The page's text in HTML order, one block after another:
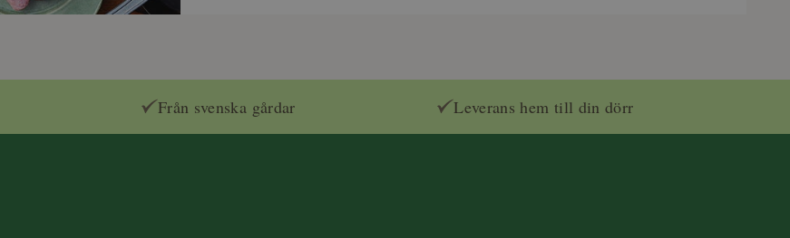
Från svenska gårdar Leverans hem till din dörr